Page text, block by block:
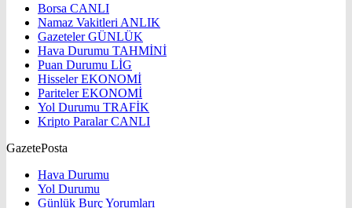
Borsa CANLI
Namaz Vakitleri ANLIK
GazetelerGÜNLÜK
Hava Durumu TAHMİNİ
Puan Durumu LİG
HisselerEKONOMİ
ParitelerEKONOMİ
Yol Durumu TRAFİK
Kripto ParalarCANLI
GazetePosta
Hava Durumu
Yol Durumu
Günlük Burç Yorumları